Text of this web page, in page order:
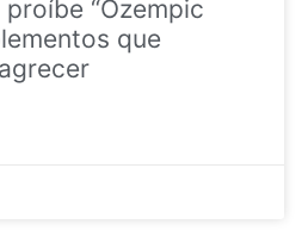
“Ozempic
que